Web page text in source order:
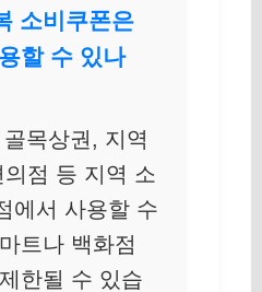
소비쿠폰은
할 수 있나
목상권, 지역
점 등 지역 소
에서 사용할 수
트나 백화점
한될 수 있습